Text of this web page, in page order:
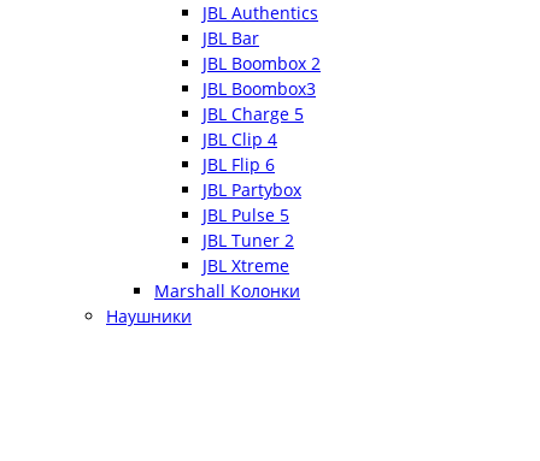
JBL Authentics
JBL Bar
JBL Boombox 2
JBL Boombox3
JBL Charge 5
JBL Clip 4
JBL Flip 6
JBL Partybox
JBL Pulse 5
JBL Tuner 2
JBL Xtreme
Marshall Колонки
Наушники